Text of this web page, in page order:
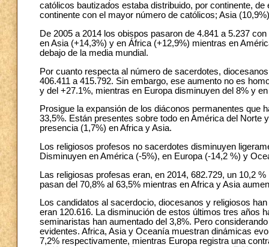
católicos bautizados estaba distribuido, por continente,
continente con el mayor número de católicos; Asia
De 2005 a 2014 los obispos pasaron de 4.841 a 5.237
en Asia (+14,3%) y en África (+12,9%) mientras en
debajo de la media mundial.
Por cuanto respecta al número de sacerdotes,
406.411 a 415.792. Sin embargo, ese aumento no es
y del +27.1%, mientras en Europa disminuyen del 8% y
Prosigue la expansión de los diáconos permanentes que
33,5%. Están presentes sobre todo en América del Norte
presencia (1,7%) en Africa y Asia.
Los religiosos profesos no sacerdotes disminuyen
Disminuyen en América (-5%), en Europa (-14,2 %) y
Las religiosas profesas eran, en 2014, 682.729, un 10,2
pasan del 70,8% al 63,5% mientras en Africa y Asia
Los candidatos al sacerdocio, diocesanos y religiosos
eran 120.616. La disminución de estos últimos tres años
seminaristas han aumentado del 3,8%. Pero
evidentes. Africa, Asia y Oceanía muestran dinámicas
7,2% respectivamente, mientras Europa registra una